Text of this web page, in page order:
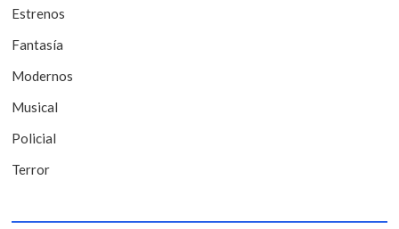
t
r
a
d
a
s
Estrenos
Fantasía
Modernos
Musical
Policial
Terror